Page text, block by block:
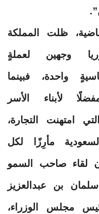
ظلت المملكة
وجهين لعملةٍ
واحدة، فبينما
لأبناء الأسر
امتهنت التجارة،
مأرِزًا لكل
لقاء صاحب السمو
بن عبدالعزيز
مجلس الوزراء،